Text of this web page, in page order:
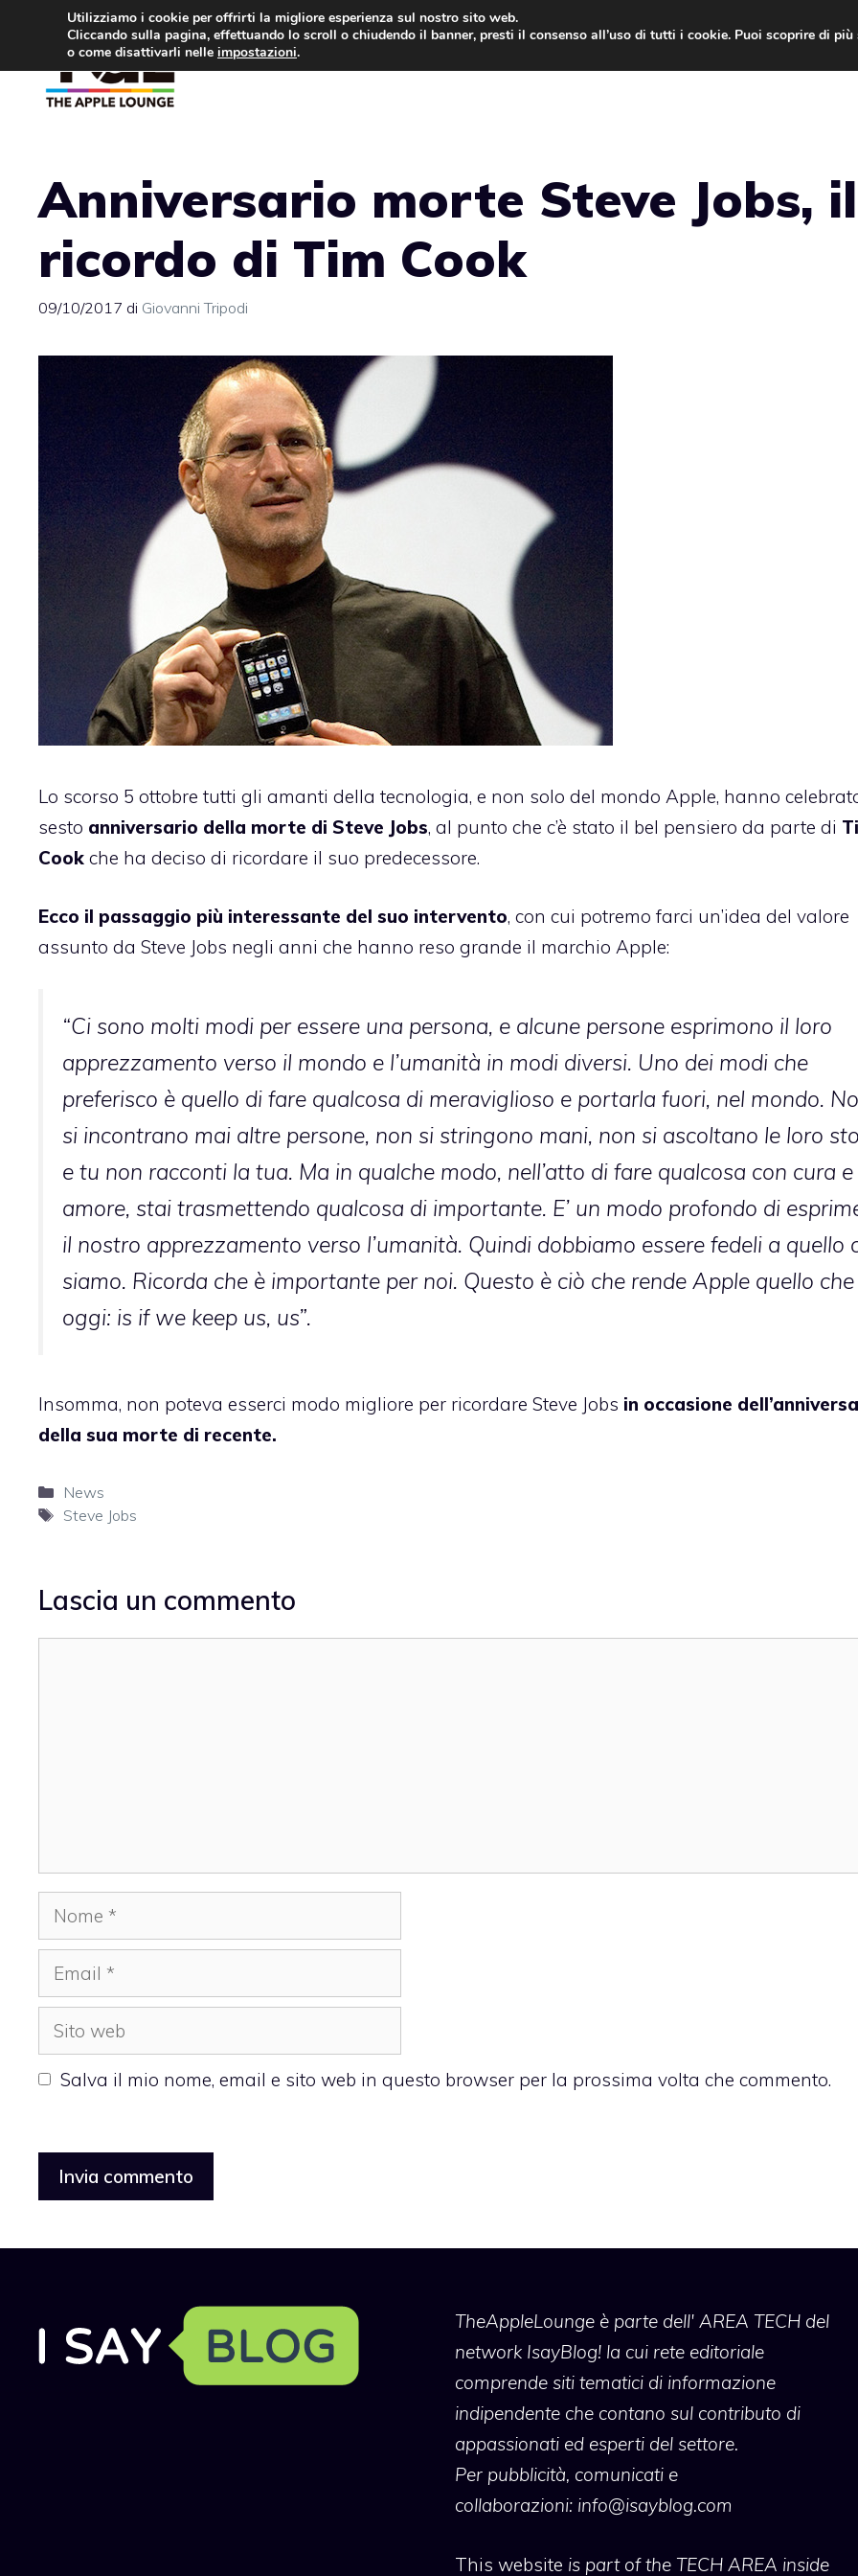
contenuto
Anniversario morte Steve Jobs, il
ricordo di Tim Cook
09/10/2017 di Giovanni Tripodi
Lo scorso 5 ottobre tutti gli amanti della tecnologia, e non solo del mondo Apple, hanno
sesto anniversario della morte di Steve Jobs, al punto che c’è stato il bel pensiero da parte di
Cook che ha deciso di ricordare il suo predecessore.
Ecco il passaggio più interessante del suo intervento, con cui potremo farci un’idea del valore
assunto da Steve Jobs negli anni che hanno reso grande il marchio Apple:
“Ci sono molti modi per essere una persona, e alcune persone esprimono il loro
apprezzamento verso il mondo e l’umanità in modi diversi. Uno dei modi che
preferisco è quello di fare qualcosa di meraviglioso e portarla fuori, nel mondo.
si incontrano mai altre persone, non si stringono mani, non si ascoltano le loro
e tu non racconti la tua. Ma in qualche modo, nell’atto di fare qualcosa con cura e
amore, stai trasmettendo qualcosa di importante. E’ un modo profondo di
il nostro apprezzamento verso l’umanità. Quindi dobbiamo essere fedeli a quello
siamo. Ricorda che è importante per noi. Questo è ciò che rende Apple quello
oggi: is if we keep us, us”.
Insomma, non poteva esserci modo migliore per ricordare Steve Jobs in occasione
della sua morte di recente.
Categorie
News
Tag
Steve Jobs
Lascia un commento
Nome
Email
Sito
web
Salva il mio nome, email e sito web in questo browser per la prossima volta che commento.
TheAppleLoungeè parte dell' AREA TECH del
network IsayBlog! la cui rete editoriale
comprende siti tematici di informazione
indipendente che contano sul contributo di
appassionati ed esperti del settore.
Per pubblicità, comunicati e
collaborazioni: info@isayblog.com
This website is part of the TECH AREA inside
Utilizziamo i cookie per offrirti la migliore esperienza sul nostro sito web.
Cliccando sulla pagina, effettuando lo scroll o chiudendo il banner, presti il consenso all’uso di tutti i cookie. Puoi scoprire di
o come disattivarli nelle impostazioni.